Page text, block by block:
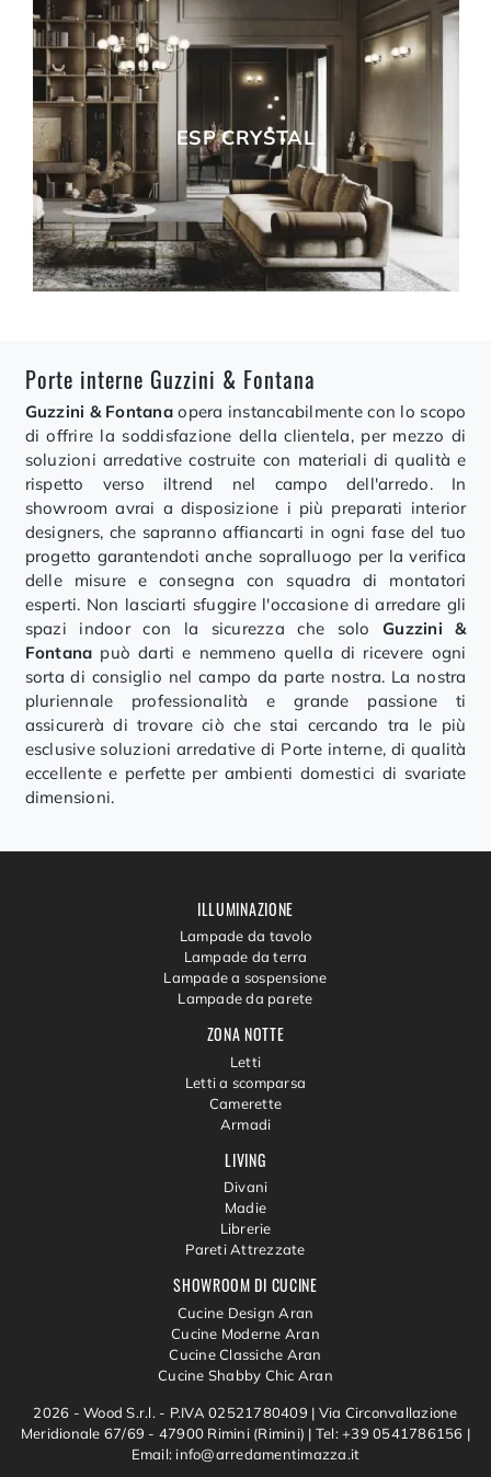
ESP CRYSTAL
Porte interne Guzzini & Fontana
Guzzini & Fontanaopera instancabilmente con lo scopo
di offrire la soddisfazione della clientela, per mezzo di
soluzioni arredative costruite con materiali di qualità e
rispetto verso iltrend nel campo dell'arredo. In
showroom avrai a disposizione i più preparati interior
designers, che sapranno affiancarti in ogni fase del tuo
progetto garantendoti anche sopralluogo per la verifica
delle misure e consegna con squadra di montatori
esperti. Non lasciarti sfuggire l'occasione di arredare gli
spazi indoor con la sicurezza che solo Guzzini &
Fontana può darti e nemmeno quella di ricevere ogni
sorta di consiglio nel campo da parte nostra. La nostra
pluriennale professionalità e grande passione ti
assicurerà di trovare ciò che stai cercando tra le più
esclusive soluzioni arredative di Porte interne, di qualità
eccellente e perfette per ambienti domestici di svariate
dimensioni.
SHOWROOM DI CUCINE
Cucine Design Aran
Cucine Moderne Aran
Cucine Classiche Aran
Cucine Shabby Chic Aran
LIVING
Divani
Madie
Librerie
Pareti Attrezzate
ZONA NOTTE
Letti
Letti a scomparsa
Camerette
Armadi
ILLUMINAZIONE
Lampade da tavolo
Lampade da terra
Lampade a sospensione
Lampade da parete
2026 - Wood S.r.l. - P.IVA 02521780409 | Via Circonvallazione
Meridionale 67/69 - 47900 Rimini (Rimini) | Tel: +39 0541786156 |
Email: info@arredamentimazza.it